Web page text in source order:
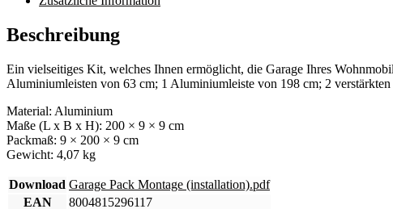
Beschreibung
Ein vielseitiges Kit, welches Ihnen ermöglicht, die Garage Ihres
Aluminiumleisten von 63 cm; 1 Aluminiumleiste von 198 cm; 2
Material: Aluminium
Maße (L x B x H): 200 × 9 × 9 cm
Packmaß: 9 × 200 × 9 cm
Gewicht: 4,07 kg
Download Garage Pack Montage (installation).pdf
EAN
8004815296117